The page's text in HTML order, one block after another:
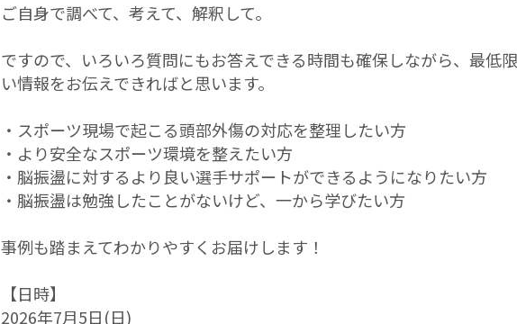
ご自身で調べて、考えて、解釈して。
ですので、いろいろ質問にもお答えできる時間も確保しながら、最低
い情報をお伝えできればと思います。
・スポーツ現場で起こる頭部外傷の対応を整理したい方
・より安全なスポーツ環境を整えたい方
・脳振盪に対するより良い選手サポートができるようになりたい方
・脳振盪は勉強したことがないけど、一から学びたい方
事例も踏まえてわかりやすくお届けします！
【日時】
2026年7月5日(日)